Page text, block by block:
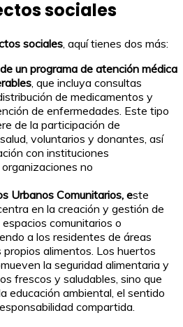
sociales
sociales , aquí tienes dos más:
un programa de atención médica
, que incluya consultas
de medicamentos y
de enfermedades. Este tipo
de la participación de
voluntarios y donantes, así
con instituciones
no
Urbanos Comunitarios, este
en la creación y gestión de
comunitarios o
a los residentes de áreas
propios alimentos. Los huertos
la seguridad alimentaria y
frescos y saludables, sino que
educación ambiental, el sentido
compartida.